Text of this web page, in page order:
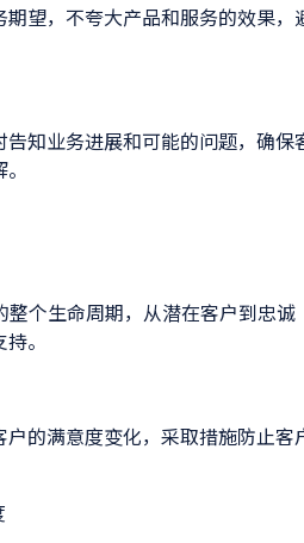
望，不夸大产品和服务的效果，
知业务进展和可能的问题，确保
整个生命周期，从潜在客户到忠诚
。
的满意度变化，采取措施防止客